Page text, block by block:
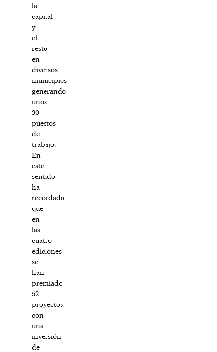
la
capital
y
el
resto
en
diversos
municipios
generando
unos
30
puestos
de
trabajo.
En
este
sentido
ha
recordado
que
en
las
cuatro
ediciones
se
han
premiado
52
proyectos
con
una
inversión
de